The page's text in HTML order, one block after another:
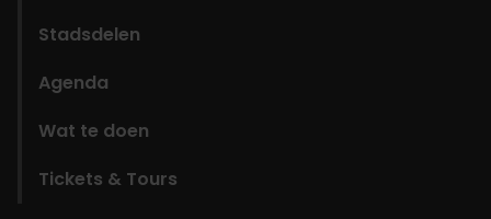
Stadsdelen
Agenda
Wat te doen
Tickets & Tours